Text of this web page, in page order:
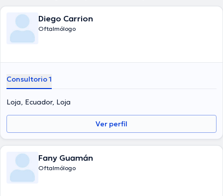
Diego Carrion
Oftalmólogo
Consultorio 1
Loja, Ecuador, Loja
Ver perfil
Fany Guamán
Oftalmólogo